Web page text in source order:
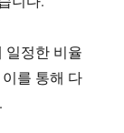
일정한 비율
를 통해 다